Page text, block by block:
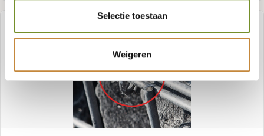
Selectie toestaan
Weigeren